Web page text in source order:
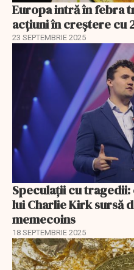
Europa intră în febra
acțiuni în creștere cu
23 SEPTEMBRIE 2025
Speculații cu
lui Charlie Kirk sursă
memecoins
18 SEPTEMBRIE 2025